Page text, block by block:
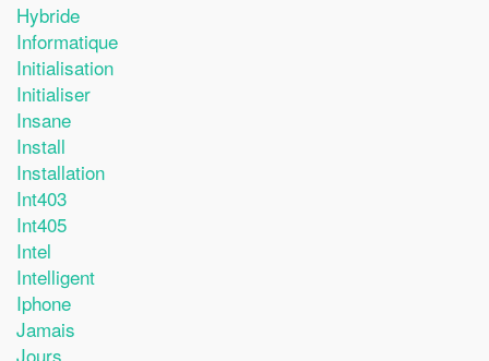
Hybride
Informatique
Initialisation
Initialiser
Insane
Install
Installation
Int403
Int405
Intel
Intelligent
Iphone
Jamais
Jours